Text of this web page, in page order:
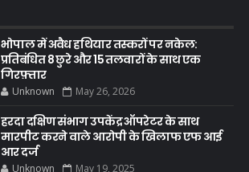
भोपाल में अवैध हथियार तस्करों पर नकेल:
प्रतिबंधित 8 छुरे और 15 तलवारों के साथ एक
गिरफ़्तार
Unknown May 26, 2026
हरदा दक्षिण संभाग उपकेंद्र ऑपरेटर के साथ
मारपीट करने वाले आरोपी के खिलाफ एफ आई
आर दर्ज
Unknown May 19, 2025